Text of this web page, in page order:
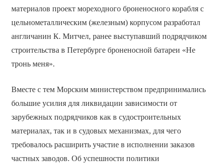
материалов проект мореходного броненосного корабля с
цельнометаллическим (железным) корпусом разработал
англичанин К. Митчел, ранее выступавший подрядчиком
строительства в Петербурге броненосной батареи «Не
тронь меня».
Вместе с тем Морским министерством предпринимались
большие усилия для ликвидации зависимости от
зарубежных подрядчиков как в судостроительных
материалах, так и в судовых механизмах, для чего
требовалось расширить участие в исполнении заказов
частных заводов. Об успешности политики